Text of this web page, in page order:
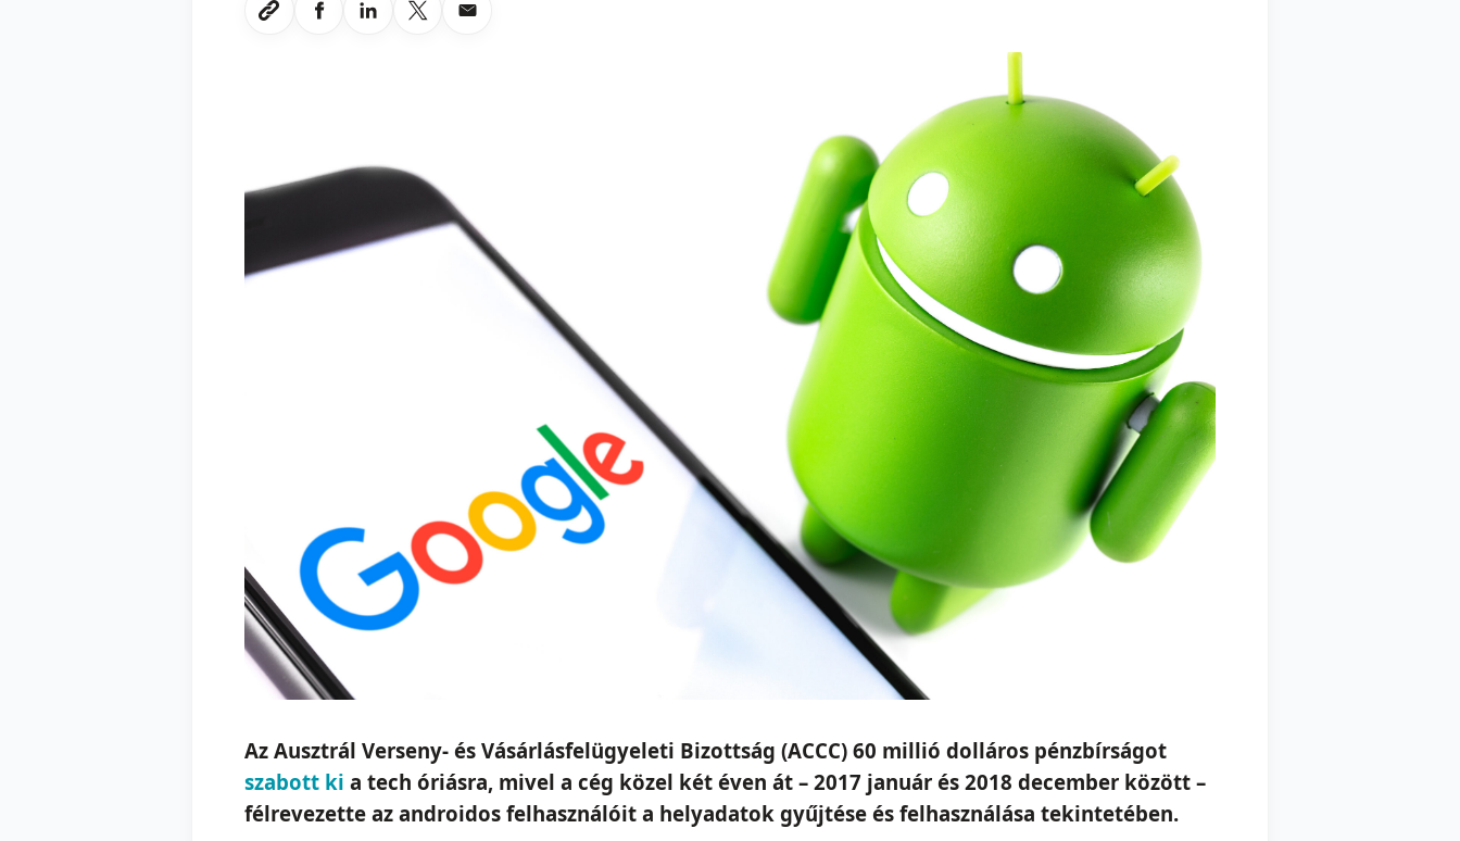
Link masolasa
Megosztas Facebookon
Megosztas LinkedInen
Megosztas X-en
Megosztas emailben
Az Ausztrál Verseny- és Vásárlásfelügyeleti Bizottság (ACCC) 60 millió dolláros pénzbírságot
szabott ki a tech óriásra, mivel a cég közel két éven át – 2017 január és 2018 december között –
félrevezette az androidos felhasználóit a helyadatok gyűjtése és felhasználása tekintetében.